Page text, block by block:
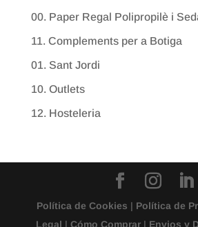
00. Paper Regal Polipropilè i
11. Complements per a Botiga
01. Sant Jordi
10. Outlets
12. Hosteleria
Política de Cookies | Política de
Legal |Cómo Comprar | Envios y